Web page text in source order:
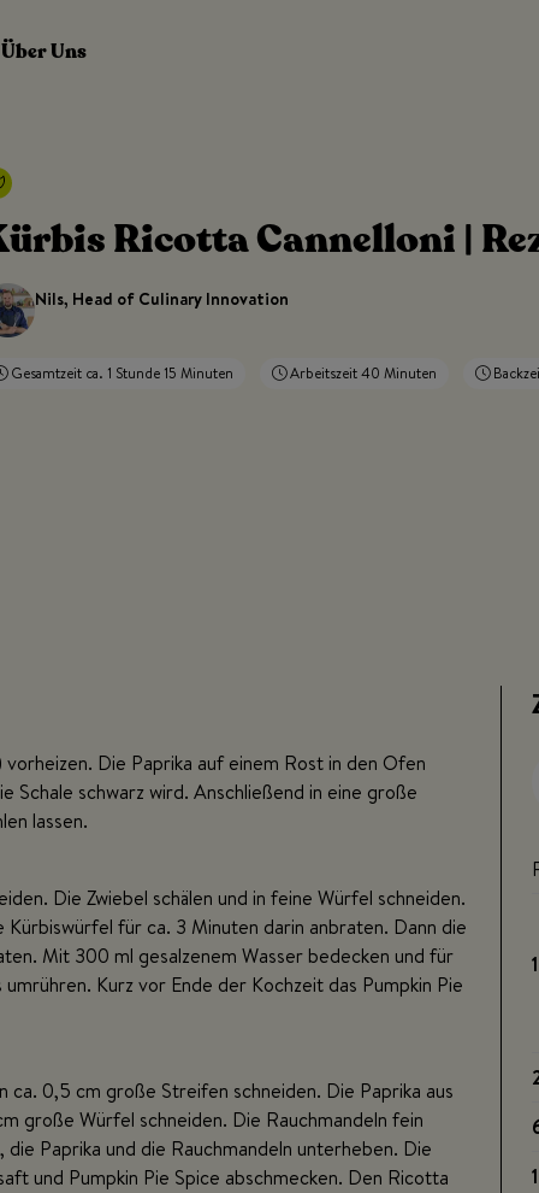
Über Uns
Ricotta Cannelloni |
Nils, Head of Culinary Innovation
Gesamtzeit ca. 1 Stunde 15 Minuten Arbeitszeit 40 Minuten
1
Die Paprika auf einem Rost in den Ofen
Schale schwarz wird. Anschließend in eine große
lassen.
Die Zwiebel schälen und in feine Würfel schneiden.
für ca. 3 Minuten darin anbraten. Dann die
Mit 300 ml gesalzenem Wasser bedecken und für
Kurz vor Ende der Kochzeit das Pumpkin Pie
ca. 0,5 cm große Streifen schneiden. Die Paprika aus
große Würfel schneiden. Die Rauchmandeln fein
Paprika und die Rauchmandeln unterheben. Die
und Pumpkin Pie Spice abschmecken. Den Ricotta